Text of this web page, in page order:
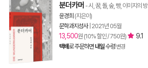
분더카머 - 시, 꿈, 돌, 숲, 빵, 이미지의 방
윤경희 (지은이)
문학과지성사| 2021년 05월
13,500원 (10% 할인 / 750원) 9.1
택배로 주문하면 내일수령 변경